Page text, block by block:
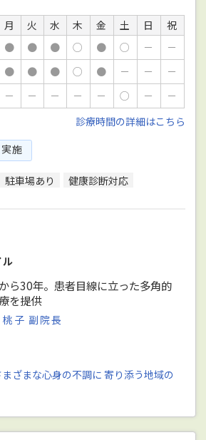
月 火 水 木 金 土 日
祝
● ● ● ○ ● ○ －
－
● ● ● ○ ● － －
－
－ － － － － ○ －
－
診療時間の詳細はこちら
施
駐車場あり 健康診断対応
ル
ら30年。患者目線に立った多角的
を提供
桃子 副院長
ざまな心身の不調に 寄り添う地域の